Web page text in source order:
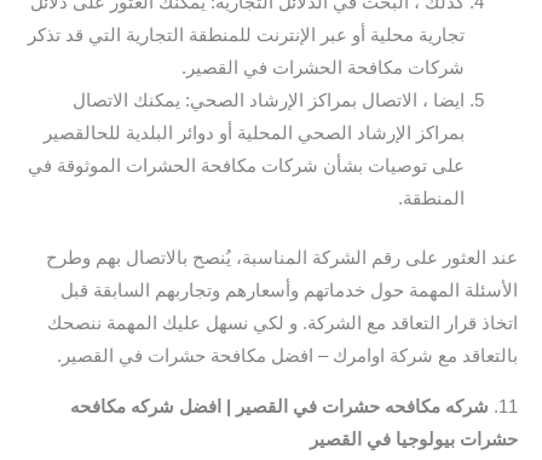
تجارية محلية أو عبر الإنترنت للمنطقة التجارية التي قد تذكر
شركات مكافحة الحشرات في القصير.
ايضا ، الاتصال بمراكز الإرشاد الصحي: يمكنك الاتصال
بمراكز الإرشاد الصحي المحلية أو دوائر البلدية للحالقصير
على توصيات بشأن شركات مكافحة الحشرات الموثوقة في
المنطقة.
عند العثور على رقم الشركة المناسبة، يُنصح بالاتصال بهم وطرح
الأسئلة المهمة حول خدماتهم وأسعارهم وتجاربهم السابقة قبل
اتخاذ قرار التعاقد مع الشركة. و لكي نسهل عليك المهمة ننصحك
بالتعاقد مع شركة اوامرك – افضل مكافحة حشرات في القصير.
11.
شركه مكافحه حشرات في القصير | افضل شركه مكافحه
حشرات بيولوجيا في القصير